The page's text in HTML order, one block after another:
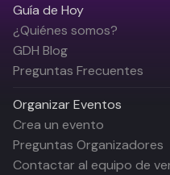
Guía de Hoy
¿Quiénes somos?
GDH Blog
Preguntas Frecuentes
Organizar Eventos
Crea un evento
Preguntas Organizadores
Contactar al equipo de